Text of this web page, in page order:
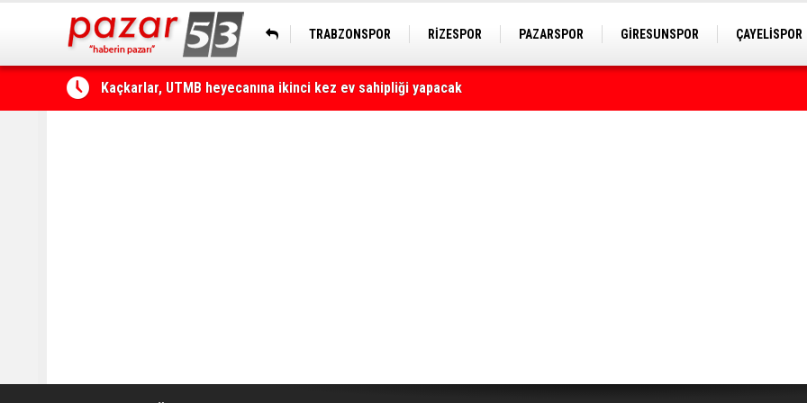
TRABZONSPOR RİZESPOR PAZARSPOR GİRESUNSPOR ÇAYELİSPOR
Çamlıhemşin'de otomobilin üzerine kaya düştü: 1 yaralı